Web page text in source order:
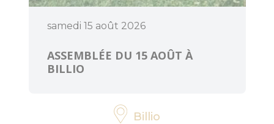
samedi 15 août 2026
ASSEMBLÉE DU 15 AOÛT À
BILLIO
Billio